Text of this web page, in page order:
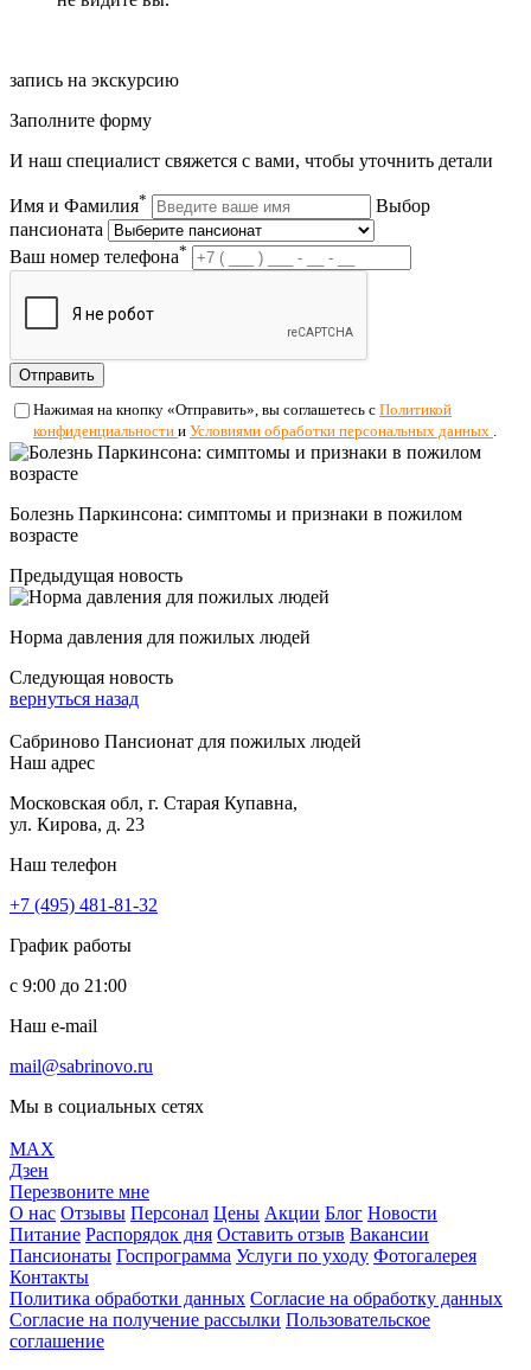
запись на экскурсию
Заполните форму
И наш специалист свяжется с вами, чтобы уточнить детали
Имя и Фамилия*
Выбор
пансионата
Ваш номер телефона*
Отправить
Нажимая на кнопку «Отправить», вы соглашетесь с Политикой
конфиденциальности и Условиями обработки персональных данных .
Болезнь Паркинсона: симптомы и признаки в пожилом
возрасте
Предыдущая новость
Норма давления для пожилых людей
Следующая новость
вернуться назад
Сабриново Пансионат для пожилых людей
Наш адрес
Московская обл, г. Старая Купавна,
ул. Кирова, д. 23
Наш телефон
+7 (495) 481-81-32
График работы
с 9:00 до 21:00
Наш e-mail
mail@sabrinovo.ru
Мы в социальных сетях
MAX
Дзен
Перезвоните мне
О нас Отзывы Персонал Цены Акции Блог Новости
Питание Распорядок дня Оставить отзыв Вакансии
Пансионаты Госпрограмма Услуги по уходу Фотогалерея
Контакты
Политика обработки данных Согласие на обработку данных
Согласие на получение рассылки Пользовательское
соглашение